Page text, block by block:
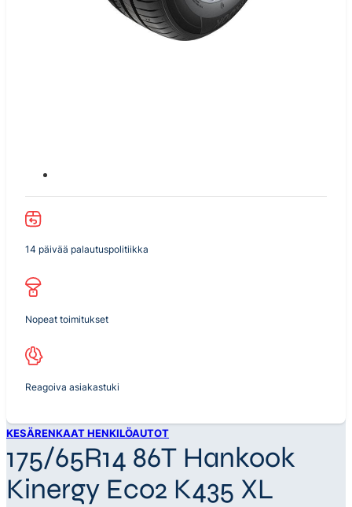
14 päivää palautuspolitiikka
Nopeat toimitukset
Reagoiva asiakastuki
KESÄRENKAAT HENKILÖAUTOT
175/65R14 86T Hankook
Kinergy Eco2 K435 XL